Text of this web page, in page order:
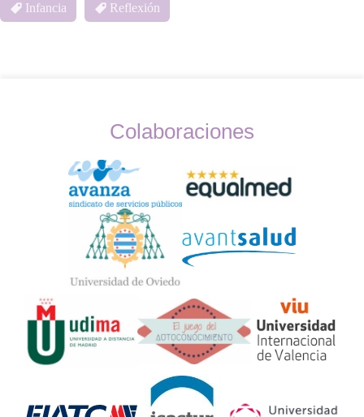
Infancia Reflexión
Widget
Logos
Colaboraciones